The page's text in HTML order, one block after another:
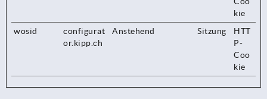
kie
wosid
configurat
or.kipp.ch
Anstehend Sitzung
HTT
P-
Coo
kie